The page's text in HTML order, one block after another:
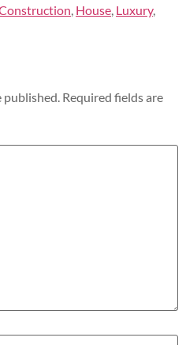
, House, Luxury,
published. Required fields are